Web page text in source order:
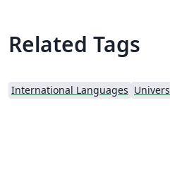
Related Tags
International Languages